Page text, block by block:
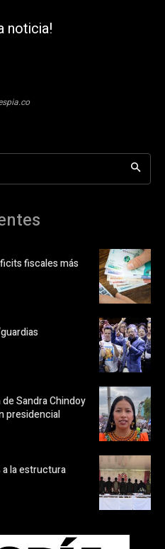
noticia!
fiscales más
Sandra Chindoy
presidencial
a la estructura